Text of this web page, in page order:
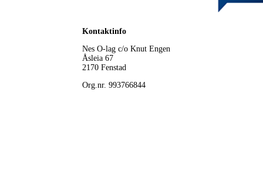
Kontaktinfo
Nes O-lag c/o Knut Engen
Åsleia 67
2170 Fenstad
Org.nr. 993766844